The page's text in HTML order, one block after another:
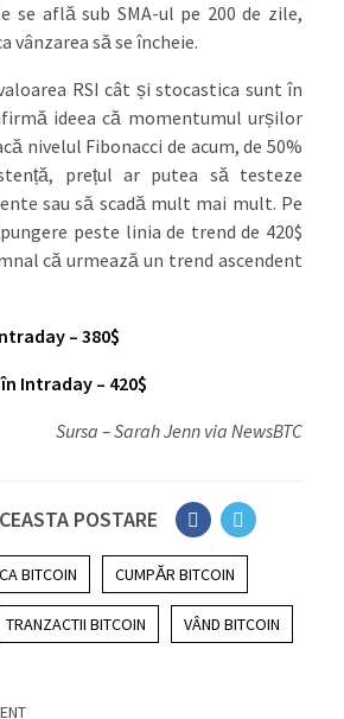
se află sub SMA-ul pe 200 de zile,
vânzarea să se încheie.
RSI cât și stocastica sunt în
ideea că momentumul urșilor
nivelul Fibonacci de acum, de 50%
prețul ar putea să testeze
sau să scadă mult mai mult. Pe
peste linia de trend de 420$
că urmează un trend ascendent
– 380$
Intraday – 420$
Sursa – Sarah Jenn via NewsBTC
POSTARE
BITCOIN CUMPĂR BITCOIN
TRANZACTII BITCOIN VÂND BITCOIN